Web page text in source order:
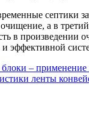
септики
а в
в произведении
и эффективной
– применение
ленты